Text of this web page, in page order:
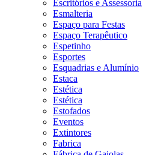
Escritórios e Assessoria
Esmalteria
Espaço para Festas
Espaço Terapêutico
Espetinho
Esportes
Esquadrias e Alumínio
Estaca
Estética
Estética
Estofados
Eventos
Extintores
Fabrica